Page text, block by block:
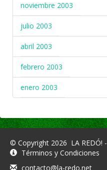
noviembre 2003
julio 2003
abril 2003
febrero 2003
enero 2003
© Copyright 2026 LA REDÓ! -
Términos y Condiciones
contacto@la-redo.net